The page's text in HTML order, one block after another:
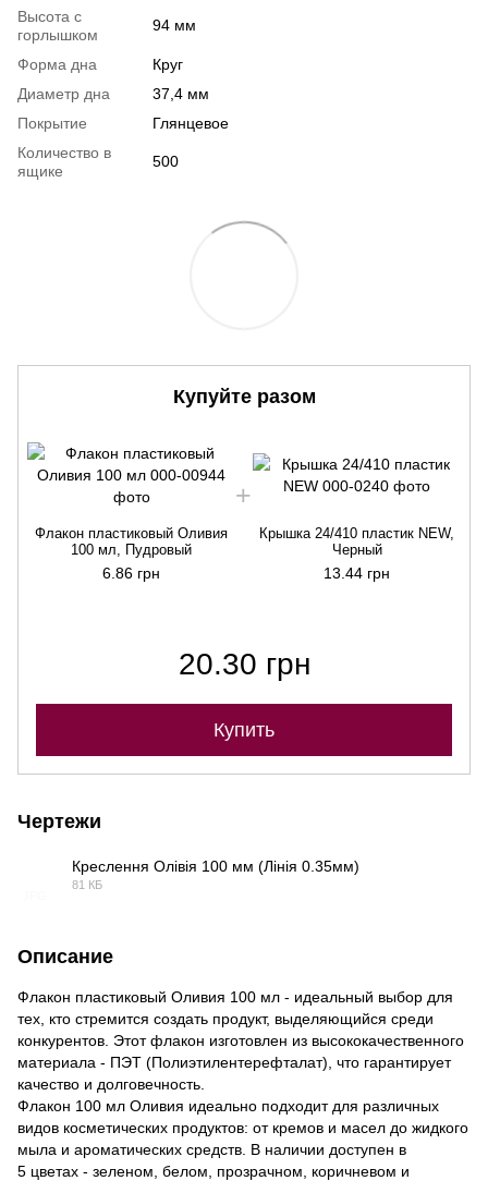
Высота с
горлышком
94 мм
Форма дна
Круг
Диаметр дна
37,4 мм
Покрытие
Глянцевое
Количество в
ящике
500
Купуйте разом
Флакон пластиковый Оливия
100 мл, Пудровый
6.86 грн
Крышка 24/410 пластик NEW,
Черный
13.44 грн
20.30 грн
Купить
Чертежи
Креслення Олівія 100 мм (Лінія 0.35мм)
81 КБ
Описание
Флакон пластиковый Оливия 100 мл - идеальный выбор для
тех, кто стремится создать продукт, выделяющийся среди
конкурентов. Этот флакон изготовлен из высококачественного
материала - ПЭТ (Полиэтилентерефталат), что гарантирует
качество и долговечность.
Флакон 100 мл Оливия идеально подходит для различных
видов косметических продуктов: от кремов и масел до жидкого
мыла и ароматических средств. В наличии доступен в
5 цветах - зеленом, белом, прозрачном, коричневом и